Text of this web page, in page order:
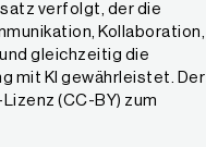
verfolgt, der die
Kollaboration,
gleichzeitig die
mit KI gewährleistet. Der
(CC-BY) zum